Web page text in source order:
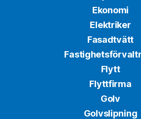
Ekonomi
Elektriker
Fasadtvätt
Flytt
Flyttfirma
Golv
Golvslipning